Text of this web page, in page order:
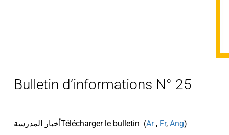
Bulletin d’informations N° 25
أخبار المدرسةTélécharger le bulletin (Ar , Fr, Ang)